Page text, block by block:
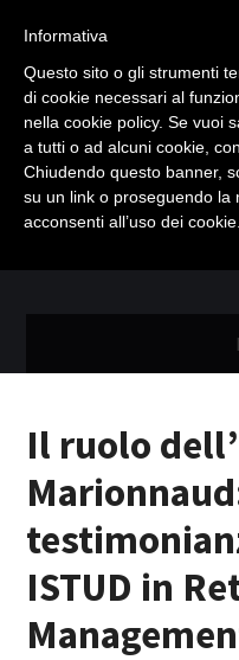
MASTER MARKETING &
SCIENZIATI IN AZIENDA
MASTER IN FOOD &
GIURISTI IN AZIENDA
Il ruolo
ISTUD in
Informativa
Questo sito o gli strumenti
di cookie necessari al
nella cookie policy. Se vuoi
a tutti o ad alcuni cookie,
Chiudendo questo banner,
su un link o proseguendo la
acconsenti all’uso dei cookie.